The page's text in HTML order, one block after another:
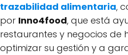
trazabilidad alimentaria,
por Inno4food, que está
restaurantes y negocios de
optimizar su gestión y a